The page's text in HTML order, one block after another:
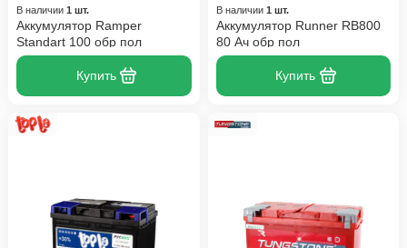
В наличии 1 шт.
Аккумулятор Ramper
Standart 100 обр пол
Купить
В наличии 1 шт.
Аккумулятор Runner RB800
80 Ач обр пол
Купить